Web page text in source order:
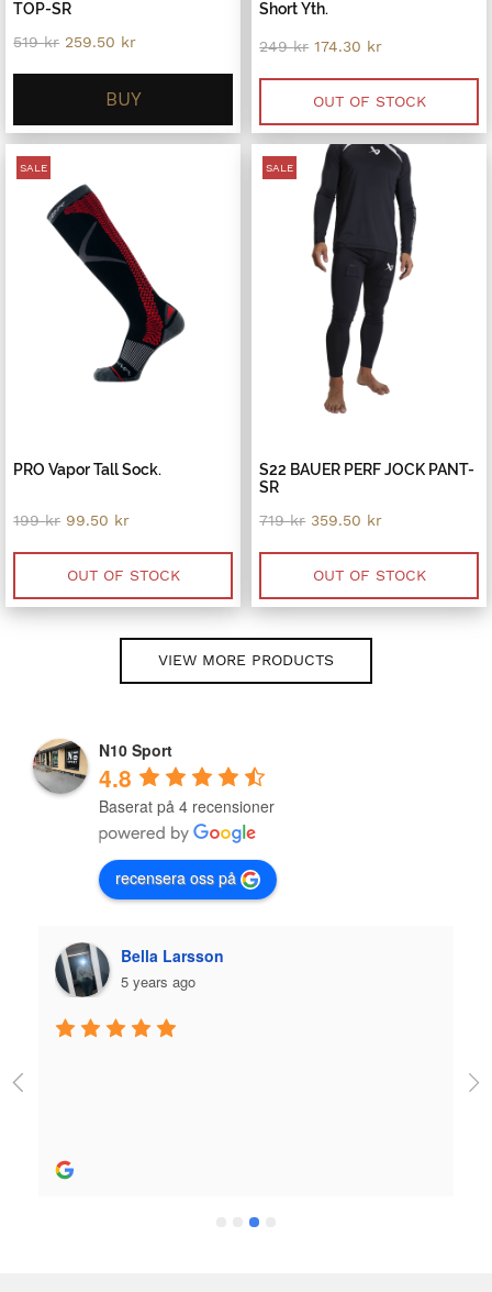
TOP-SR
519kr Original
was:
519 kr.
259.50 krCurrent
is:
259.50 kr.
BUY
Short Yth.
249kr Original
was:
249 kr.
174.30 krCurrent
is:
174.30 kr.
OUT OF STOCK
SALE
PRO Vapor Tall Sock.
199kr Original
was:
199 kr.
99.50 krCurrent
is:
99.50 kr.
OUT OF STOCK
SALE
S22 BAUER PERF JOCK PANT-
SR
719kr Original
was:
719 kr.
359.50 krCurrent
is:
359.50 kr.
OUT OF STOCK
VIEW MORE PRODUCTS
N10 Sport
4.8
Baserat på 4 recensioner
recensera oss på
Plazmo
5 years ago